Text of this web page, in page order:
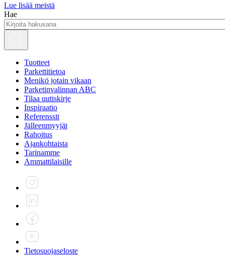
Lue lisää meistä
Hae
Tuotteet
Parkettitietoa
Menikö jotain vikaan
Parketinvalinnan ABC
Tilaa uutiskirje
Inspiraatio
Referenssit
Jälleenmyyjät
Rahoitus
Ajankohtaista
Tarinamme
Ammattilaisille
Tietosuojaseloste